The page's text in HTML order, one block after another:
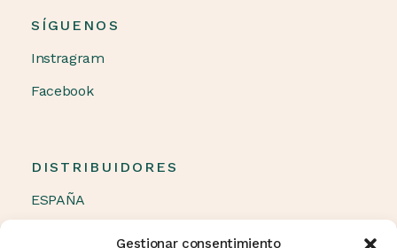
Gestionar consentimiento
SÍGUENOS
Instragram
Facebook
DISTRIBUIDORES
ESPAÑA